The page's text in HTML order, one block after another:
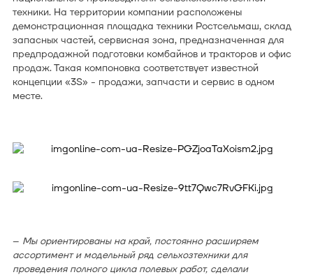
техники. На территории компании расположены
демонстрационная площадка техники Ростсельмаш, склад
запасных частей, сервисная зона, предназначенная для
предпродажной подготовки комбайнов и тракторов и офис
продаж. Такая компоновка соответствует известной
концепции «3S» - продажи, запчасти и сервис в одном
месте.
– Мы ориентированы на край, постоянно расширяем
ассортимент и модельный ряд сельхозтехники для
проведения полного цикла полевых работ, сделали